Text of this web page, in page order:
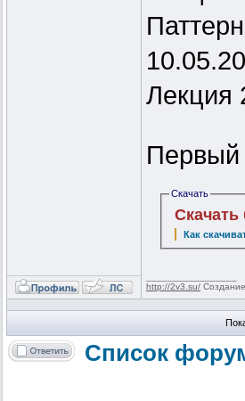
Лекция
Первый
Скачать
Скачать
Как
http://2v3.su/
Список